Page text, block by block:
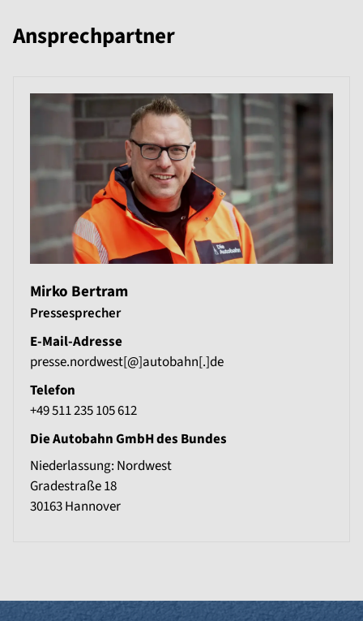
Ansprechpartner
Mirko Bertram
Pressesprecher
E-Mail-Adresse
presse.nordwest[@]autobahn[.]de
Telefon
+49 511 235 105 612
Die Autobahn GmbH des Bundes
Niederlassung: Nordwest
Gradestraße 18
30163Hannover